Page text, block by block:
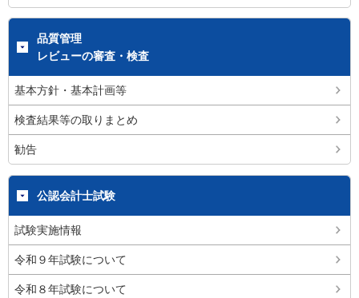
品質管理
レビューの審査・検査
基本方針・基本計画等
検査結果等の取りまとめ
勧告
公認会計士試験
試験実施情報
令和９年試験について
令和８年試験について